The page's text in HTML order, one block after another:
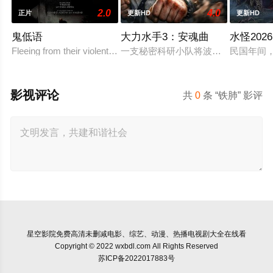
正片 2.0
鬼低语
Fleeing from their violent father, siblings Luci?a and Adri
更新HD 4.0
大力水手3：安魂曲
一支秘密科研小队将波派囚禁在地下
更新HD
水怪2026
民国年间
共0 条 “铁肺” 影评
影视评论
星空影院免费高清未删减电影、综艺、动漫、热播电视剧大全在线看
Copyright © 2022 wxbdl.com All Rights Reserved
苏ICP备2022017883号